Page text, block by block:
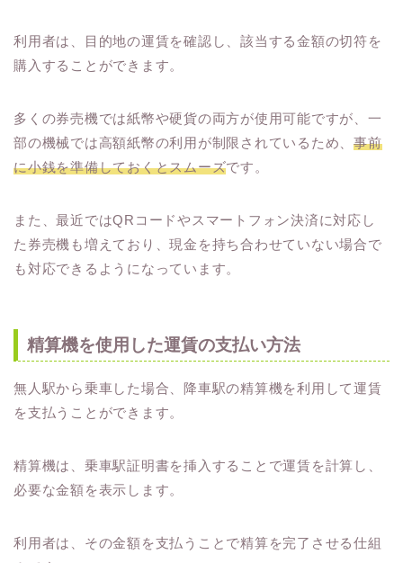
利用者は、目的地の運賃を確認し、該当する金額の切符を
購入することができます。
多くの券売機では紙幣や硬貨の両方が使用可能ですが、一
部の機械では高額紙幣の利用が制限されているため、事前
に小銭を準備しておくとスムーズです。
また、最近ではQRコードやスマートフォン決済に対応し
た券売機も増えており、現金を持ち合わせていない場合で
も対応できるようになっています。
精算機を使用した運賃の支払い方法
無人駅から乗車した場合、降車駅の精算機を利用して運賃
を支払うことができます。
精算機は、乗車駅証明書を挿入することで運賃を計算し、
必要な金額を表示します。
利用者は、その金額を支払うことで精算を完了させる仕組